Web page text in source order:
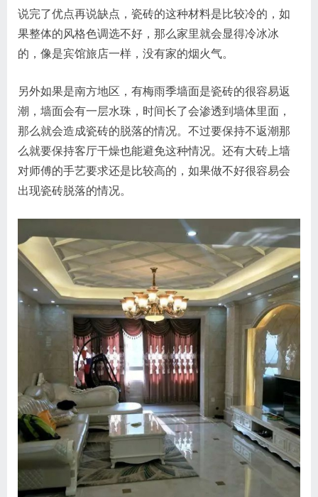
说完了优点再说缺点，瓷砖的这种材料是比较冷的，如
果整体的风格色调选不好，那么家里就会显得冷冰冰
的，像是宾馆旅店一样，没有家的烟火气。
另外如果是南方地区，有梅雨季墙面是瓷砖的很容易返
潮，墙面会有一层水珠，时间长了会渗透到墙体里面，
那么就会造成瓷砖的脱落的情况。不过要保持不返潮那
么就要保持客厅干燥也能避免这种情况。还有大砖上墙
对师傅的手艺要求还是比较高的，如果做不好很容易会
出现瓷砖脱落的情况。